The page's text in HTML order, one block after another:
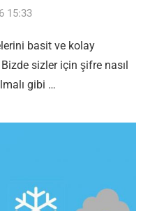
15:33
basit ve kolay
sizler için şifre nasıl
gibi …